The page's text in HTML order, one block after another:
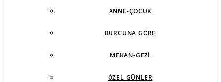
ANNE-ÇOCUK
BURCUNA GÖRE
MEKAN-GEZI
ÖZEL GÜNLER